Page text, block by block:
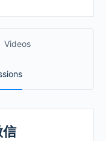
Videos
信